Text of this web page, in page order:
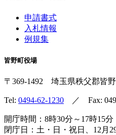
申請書式
入札情報
例規集
皆野町役場
〒369-1492 埼玉県秩父郡皆野
Tel: 0494-62-1230 ／ Fax:
開庁時間：8時30分～17時15分
閉庁日：土・日・祝日、12月